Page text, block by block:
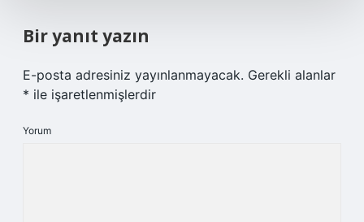
Bir yanıt yazın
E-posta adresiniz yayınlanmayacak. Gerekli alanlar
* ile işaretlenmişlerdir
Yorum